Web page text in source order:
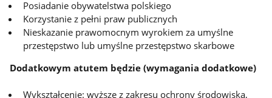
Posiadanie obywatelstwa polskiego
Korzystanie z pełni praw publicznych
Nieskazanie prawomocnym wyrokiem za umyślne
przestępstwo lub umyślne przestępstwo skarbowe
Dodatkowym atutem będzie (wymagania dodatkowe)
Wykształcenie: wyższe z zakresu ochrony środowiska,